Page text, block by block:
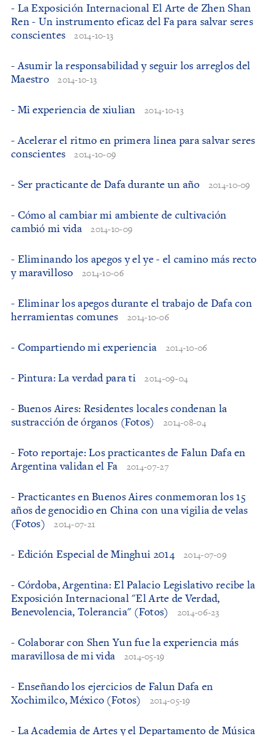
- La Exposición Internacional El Arte de Zhen Shan
Ren - Un instrumento eficaz del Fa para salvar seres
conscientes
2014-10-13
- Asumir la responsabilidad y seguir los arreglos del
Maestro
2014-10-13
- Mi experiencia de xiulian 2014-10-13
- Acelerar el ritmo en primera linea para salvar seres
conscientes
2014-10-09
- Ser practicante de Dafa durante un año 2014-10-09
- Cómo al cambiar mi ambiente de cultivación
cambió mi vida
2014-10-09
- Eliminando los apegos y el ye - el camino más recto
y maravilloso
2014-10-06
- Eliminar los apegos durante el trabajo de Dafa con
herramientas comunes
2014-10-06
- Compartiendo mi experiencia 2014-10-06
- Pintura: La verdad para ti 2014-09-04
- Buenos Aires: Residentes locales condenan la
sustracción de órganos (Fotos)
2014-08-04
- Foto reportaje: Los practicantes de Falun Dafa en
Argentina validan el Fa
2014-07-27
- Practicantes en Buenos Aires conmemoran los 15
años de genocidio en China con una vigilia de velas
(Fotos)
2014-07-21
- Edición Especial de Minghui 2014 2014-07-09
- Córdoba, Argentina: El Palacio Legislativo recibe la
Exposición Internacional "El Arte de Verdad,
Benevolencia, Tolerancia" (Fotos)
2014-06-23
- Colaborar con Shen Yun fue la experiencia más
maravillosa de mi vida
2014-05-19
- Enseñando los ejercicios de Falun Dafa en
Xochimilco, México (Fotos)
2014-05-19
- La Academia de Artes y el Departamento de Música